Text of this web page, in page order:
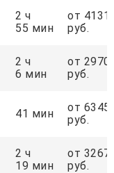
2 ч
55 мин
от 4131
руб.
2 ч
6 мин
от 2970
руб.
41 мин
от 6345
руб.
2 ч
19 мин
от 3267
руб.